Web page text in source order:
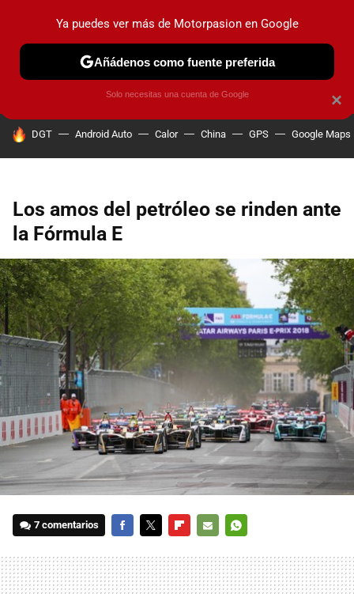
PRUEBAS COCHES ELÉCTRICOS OBSERVATORIO
HOY SE HABLA DE
DGT Android Auto Calor China GPS Google Maps
Los amos del petróleo se rinden ante
la Fórmula E
7 comentarios
MAIL
×
Ya puedes ver más de Motorpasion en Google
Añádenos como fuente preferida
Solo necesitas una cuenta de Google